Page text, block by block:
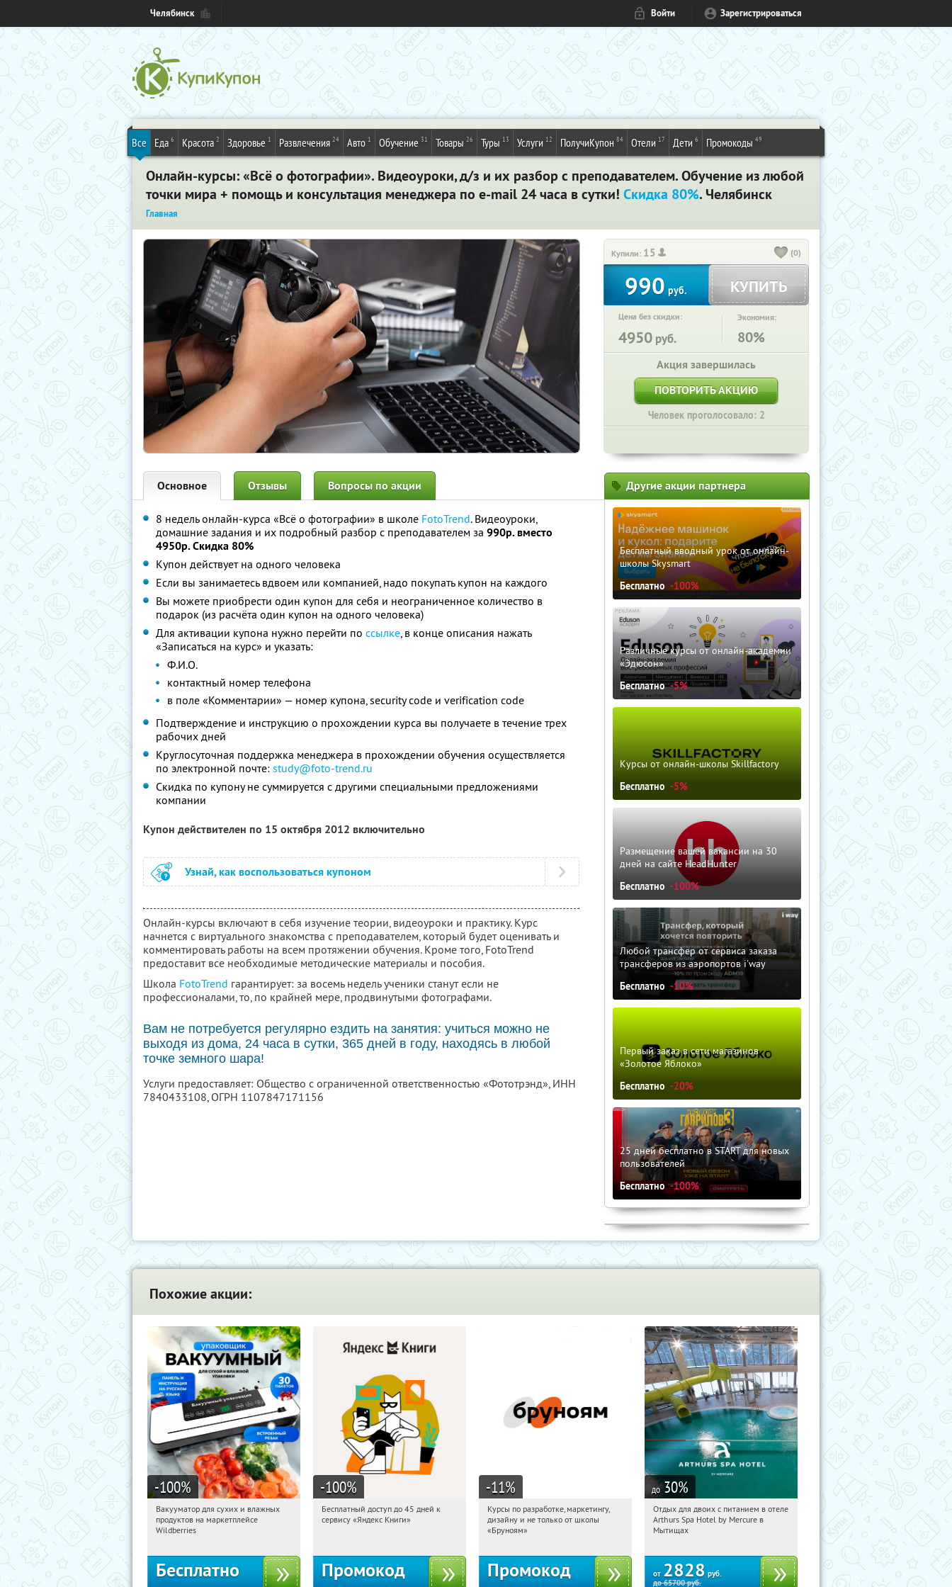
Челябинск Войти Зарегистрироваться
Все Еда 6 Красота 2 Здоровье 1 Развлечения 24 Авто 1 Обучение 31 Товары 26 Туры 13 Услуги 12 ПолучиКупон 84 Отели 17 Дети 6 Промокоды 49
Онлайн-курсы: «Всё о фотографии». Видеоуроки, д/з и их разбор с преподавателем. Обучение из любой
точки мира + помощь и консультация менеджера по e-mail 24 часа в сутки! Скидка 80%. Челябинск
Главная
Купили: 15 (0)
990 руб. КУПИТЬ
Цена без скидки:
4950 руб.
Экономия:
80%
Акция завершилась
ПОВТОРИТЬ АКЦИЮ
Человек проголосовало: 2
Основное Отзывы Вопросы по акции
8 недель онлайн-курса «Всё о фотографии» в школе FotoTrend. Видеоуроки,
домашние задания и их подробный разбор с преподавателем за 990р. вместо
4950р. Скидка 80%
Купон действует на одного человека
Если вы занимаетесь вдвоем или компанией, надо покупать купон на каждого
Вы можете приобрести один купон для себя и неограниченное количество в
подарок (из расчёта один купон на одного человека)
Для активации купона нужно перейти по ссылке, в конце описания нажать
«Записаться на курс» и указать:
Ф.И.О.
контактный номер телефона
в поле «Комментарии» — номер купона, security code и verification code
Подтверждение и инструкцию о прохождении курса вы получаете в течение трех
рабочих дней
Круглосуточная поддержка менеджера в прохождении обучения осуществляется
по электронной почте: study@foto-trend.ru
Скидка по купону не суммируется с другими специальными предложениями
компании
Купон действителен по 15 октября 2012 включительно
Узнай, как воспользоваться купоном
Онлайн-курсы включают в себя изучение теории, видеоуроки и практику. Курс
начнется с виртуального знакомства с преподавателем, который будет оценивать и
комментировать работы на всем протяжении обучения. Кроме того, FotoTrend
предоставит все необходимые методические материалы и пособия.
Школа FotoTrend гарантирует: за восемь недель ученики станут если не
профессионалами, то, по крайней мере, продвинутыми фотографами.
Вам не потребуется регулярно ездить на занятия: учиться можно не
выходя из дома, 24 часа в сутки, 365 дней в году, находясь в любой
точке земного шара!
Услуги предоставляет: Общество с ограниченной ответственностью «Фототрэнд», ИНН
7840433108, ОГРН 1107847171156
Другие акции партнера
Бесплатный вводный урок от онлайн-
школы Skysmart
Бесплатно -100%
Различные курсы от онлайн-академии
«Эдюсон»
Бесплатно -5%
Курсы от онлайн-школы Skillfactory
Бесплатно -5%
Размещение вашей вакансии на 30
дней на сайте HeadHunter
Бесплатно -100%
Любой трансфер от сервиса заказа
трансферов из аэропортов i'way
Бесплатно -10%
Первый заказ в сети магазинов
«Золотое Яблоко»
Бесплатно -20%
25 дней бесплатно в START для новых
пользователей
Бесплатно -100%
Похожие акции:
-100%
15:19:54 Получили:186
Россия
Вакууматор для сухих и влажных
продуктов на маркетплейсе
Wildberries
Бесплатно
-100%
15:19:54
Получи первым!
Бесплатный доступ до 45 дней к
сервису «Яндекс Книги»
Промокод
-11%
15:19:54
Получи первым!
Россия
Курсы по разработке, маркетингу,
дизайну и не только от школы
«Бруноям»
Промокод
до 30%
15:19:54
Купи первым!
Московская обл., г. Мытищи, д.
Отдых для двоих с питанием в отеле
Arthurs Spa Hotel by Mercure в
Мытищах
от 2828 руб.
до65700руб.